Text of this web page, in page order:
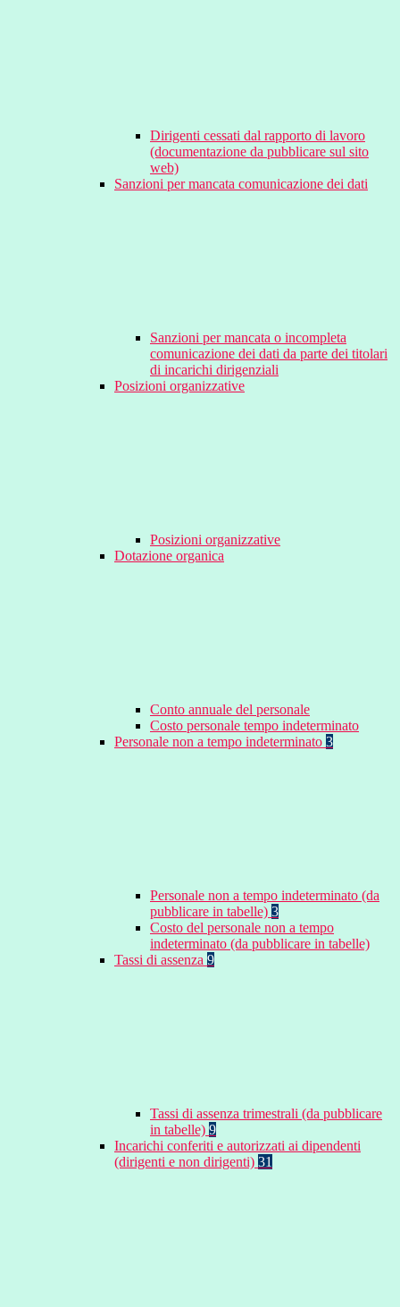
Dirigenti cessati dal rapporto di lavoro
(documentazione da pubblicare sul sito
web)
Sanzioni per mancata comunicazione dei dati
Sanzioni per mancata o incompleta
comunicazione dei dati da parte dei titolari
di incarichi dirigenziali
Posizioni organizzative
Posizioni organizzative
Dotazione organica
Conto annuale del personale
Costo personale tempo indeterminato
Personale non a tempo indeterminato 3
Personale non a tempo indeterminato (da
pubblicare in tabelle) 3
Costo del personale non a tempo
indeterminato (da pubblicare in tabelle)
Tassi di assenza 9
Tassi di assenza trimestrali (da pubblicare
in tabelle) 9
Incarichi conferiti e autorizzati ai dipendenti
(dirigenti e non dirigenti) 31